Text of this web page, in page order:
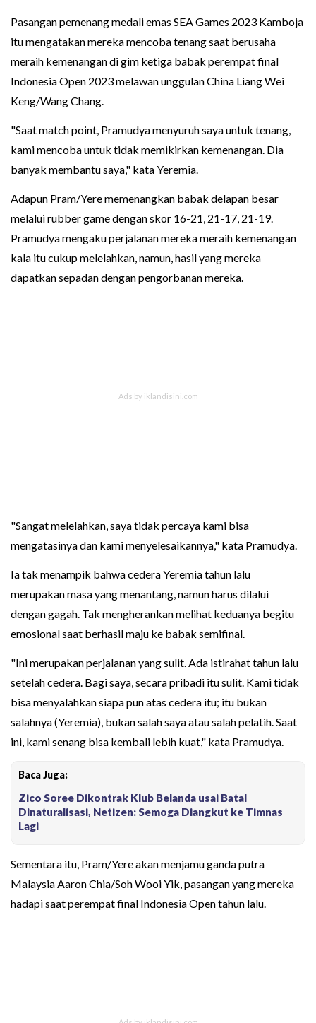
Pasangan pemenang medali emas SEA Games 2023 Kamboja
itu mengatakan mereka mencoba tenang saat berusaha
meraih kemenangan di gim ketiga babak perempat final
Indonesia Open 2023 melawan unggulan China Liang Wei
Keng/Wang Chang.
"Saat match point, Pramudya menyuruh saya untuk tenang,
kami mencoba untuk tidak memikirkan kemenangan. Dia
banyak membantu saya," kata Yeremia.
Adapun Pram/Yere memenangkan babak delapan besar
melalui rubber game dengan skor 16-21, 21-17, 21-19.
Pramudya mengaku perjalanan mereka meraih kemenangan
kala itu cukup melelahkan, namun, hasil yang mereka
dapatkan sepadan dengan pengorbanan mereka.
"Sangat melelahkan, saya tidak percaya kami bisa
mengatasinya dan kami menyelesaikannya," kata Pramudya.
Ia tak menampik bahwa cedera Yeremia tahun lalu
merupakan masa yang menantang, namun harus dilalui
dengan gagah. Tak mengherankan melihat keduanya begitu
emosional saat berhasil maju ke babak semifinal.
"Ini merupakan perjalanan yang sulit. Ada istirahat tahun lalu
setelah cedera. Bagi saya, secara pribadi itu sulit. Kami tidak
bisa menyalahkan siapa pun atas cedera itu; itu bukan
salahnya (Yeremia), bukan salah saya atau salah pelatih. Saat
ini, kami senang bisa kembali lebih kuat," kata Pramudya.
Baca Juga:
Zico Soree Dikontrak Klub Belanda usai Batal
Dinaturalisasi, Netizen: Semoga Diangkut ke Timnas
Lagi
Sementara itu, Pram/Yere akan menjamu ganda putra
Malaysia Aaron Chia/Soh Wooi Yik, pasangan yang mereka
hadapi saat perempat final Indonesia Open tahun lalu.